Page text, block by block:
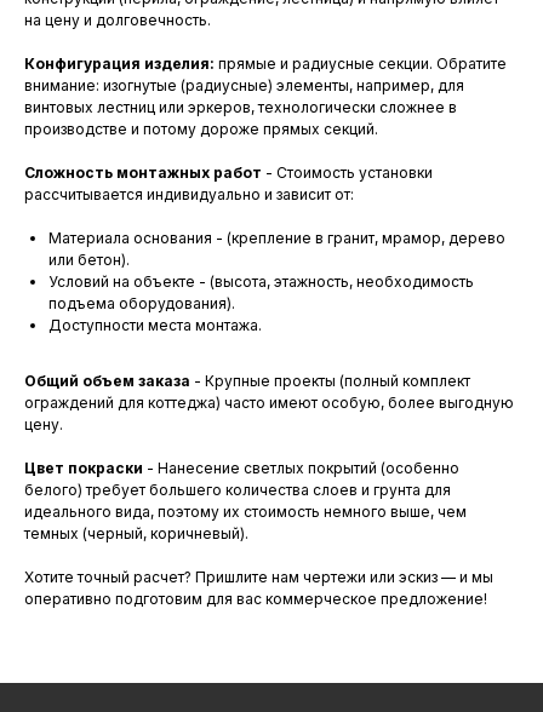
на цену и долговечность.
Конфигурация изделия: прямые и радиусные секции. Обратите
внимание: изогнутые (радиусные) элементы, например, для
винтовых лестниц или эркеров, технологически сложнее в
производстве и потому дороже прямых секций.
Сложность монтажных работ - Стоимость установки
рассчитывается индивидуально и зависит от:
Материала основания - (крепление в гранит, мрамор, дерево
или бетон).
Условий на объекте - (высота, этажность, необходимость
подъема оборудования).
Доступности места монтажа.
Общий объем заказа - Крупные проекты (полный комплект
ограждений для коттеджа) часто имеют особую, более выгодную
цену.
Цвет покраски - Нанесение светлых покрытий (особенно
белого) требует большего количества слоев и грунта для
идеального вида, поэтому их стоимость немного выше, чем
темных (черный, коричневый).
Хотите точный расчет? Пришлите нам чертежи или эскиз — и мы
оперативно подготовим для вас коммерческое предложение!